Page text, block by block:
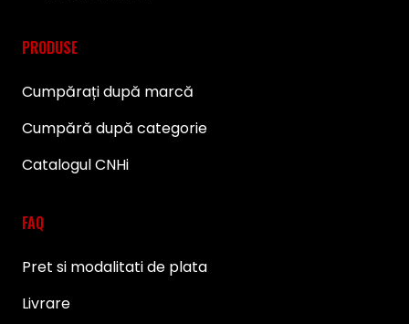
PRODUSE
Cumpărați după marcă
Cumpără după categorie
Catalogul CNHi
FAQ
Pret si modalitati de plata
Livrare